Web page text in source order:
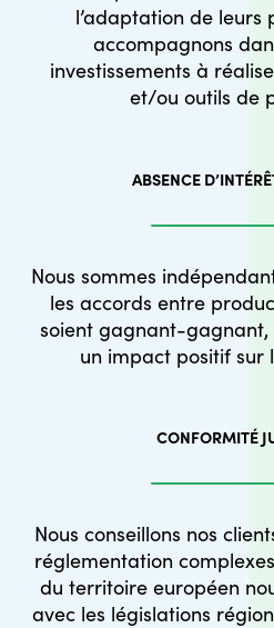
l’adaptation de leurs
accompagnons
investissements à
et/ou outils de
ABSENCE
Nous sommes
les accords entre
soient gagnant-
un impact positif sur
CONFORMITÉ
Nous conseillons nos
réglementation
du territoire européen
avec les législations